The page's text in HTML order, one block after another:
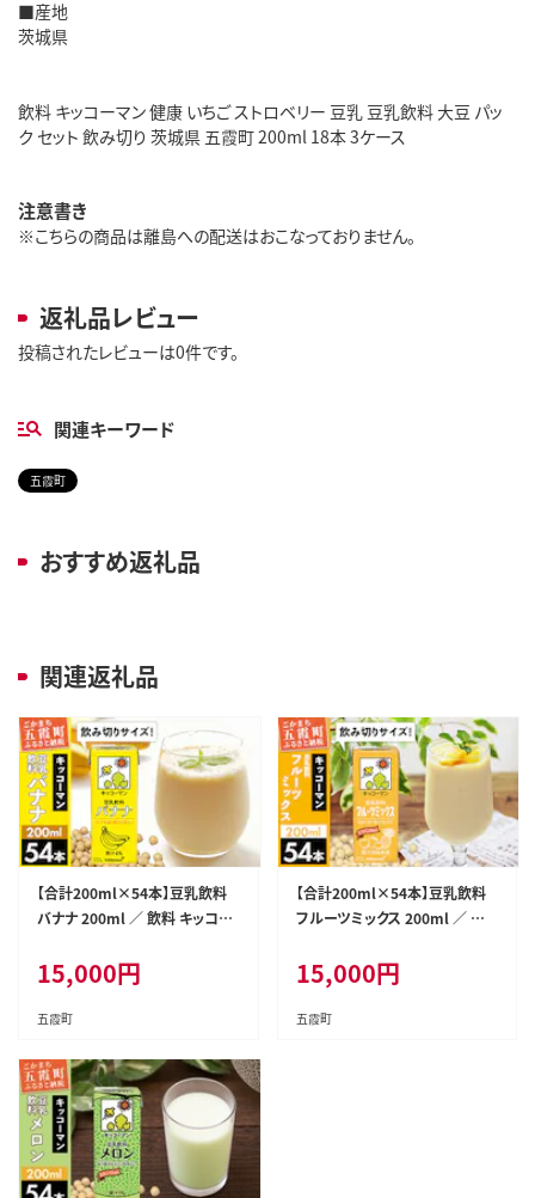
■産地
茨城県
飲料 キッコーマン 健康 いちご ストロベリー 豆乳 豆乳飲料 大豆 パッ
ク セット 飲み切り 茨城県 五霞町 200ml 18本 3ケース
注意書き
※こちらの商品は離島への配送はおこなっておりません。
返礼品レビュー
投稿されたレビューは0件です。
関連キーワード
五霞町
おすすめ返礼品
関連返礼品
【合計200ml×54本】豆乳飲料
バナナ 200ml ／ 飲料 キッコー
乳飲料 大豆 パック セット 飲み
切り 小腹満たし 豆乳プリン 茨城
県 五霞町【価格改定】
15,000円
五霞町
【合計200ml×54本】豆乳飲料
フルーツミックス 200ml ／ 飲
ミックス 豆乳 豆乳飲料 大豆 パ
ック セット 豆乳アイス 飲み切り
さっぱり 甘み 酸味 茨城県 五霞
15,000円
五霞町